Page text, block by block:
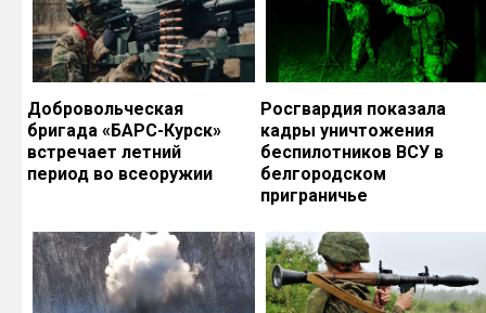
Добровольческая
бригада «БАРС-Курск»
встречает летний
период во всеоружии
Росгвардия показала
кадры уничтожения
беспилотников ВСУ в
белгородском
приграничье